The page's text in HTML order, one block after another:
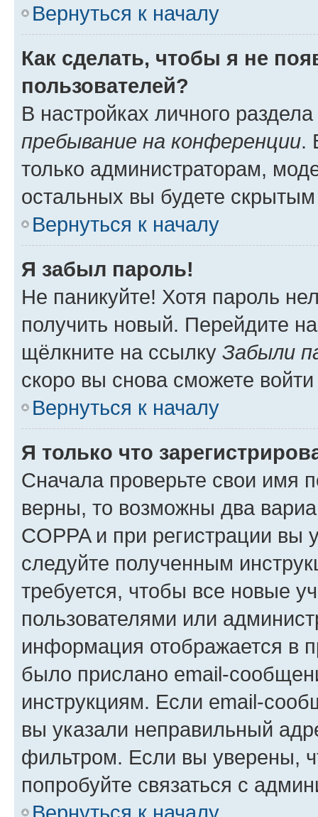
Вернуться к началу
Как сделать, чтобы я не
пользователей?
В настройках личного
пребывание на конференции.
только администраторам,
остальных вы будете
Вернуться к началу
Я забыл пароль!
Не паникуйте! Хотя пароль
получить новый. Перейдите
щёлкните на ссылку Забыли
скоро вы снова сможете
Вернуться к началу
Я только что
Сначала проверьте свои имя
верны, то возможны два
COPPA и при регистрации вы
следуйте полученным
требуется, чтобы все новые
пользователями или
информация отображается в
было прислано email-
инструкциям. Если email-
вы указали неправильный
фильтром. Если вы уверены,
попробуйте связаться с
Вернуться к началу